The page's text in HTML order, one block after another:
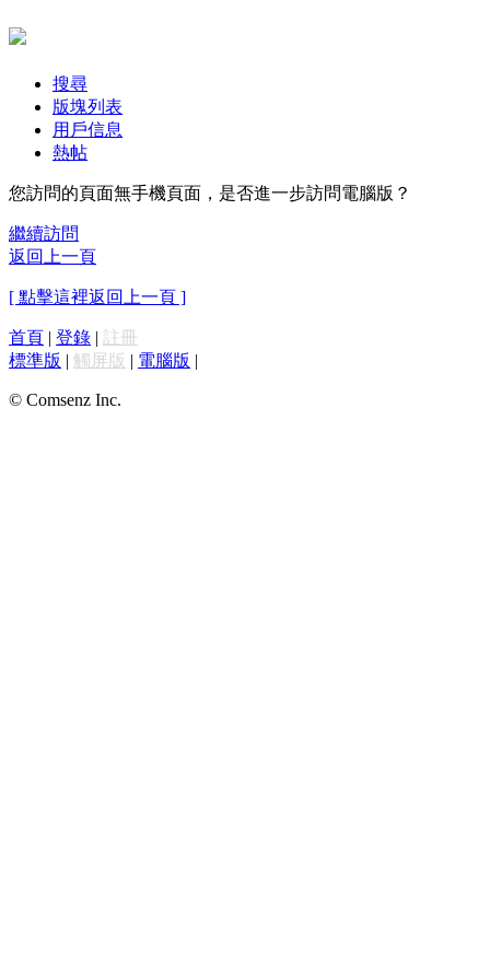
搜尋
版塊列表
用戶信息
熱帖
您訪問的頁面無手機頁面，是否進一步訪問電腦版？
繼續訪問
返回上一頁
[ 點擊這裡返回上一頁 ]
首頁 | 登錄 | 註冊
標準版 | 觸屏版 | 電腦版 |
© Comsenz Inc.